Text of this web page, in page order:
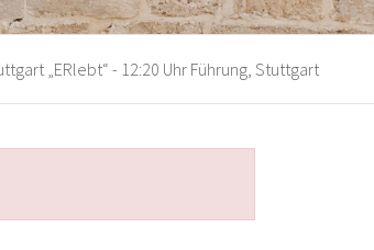
„ERlebt“ - 12:20 Uhr Führung, Stuttgart